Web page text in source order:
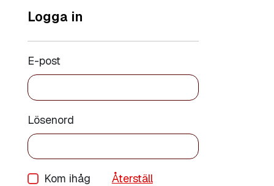
Logga in
E-post
Lösenord
Kom ihåg
Återställ